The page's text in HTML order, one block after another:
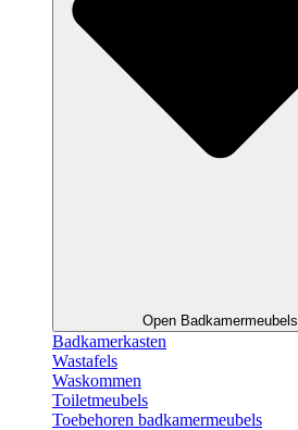
Open Badkamermeubels
Badkamerkasten
Wastafels
Waskommen
Toiletmeubels
Toebehoren badkamermeubels